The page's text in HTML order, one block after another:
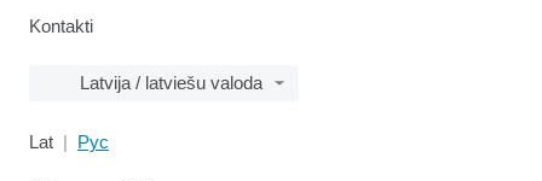
Kontakti
Latvija / latviešu valoda
Lat Рус